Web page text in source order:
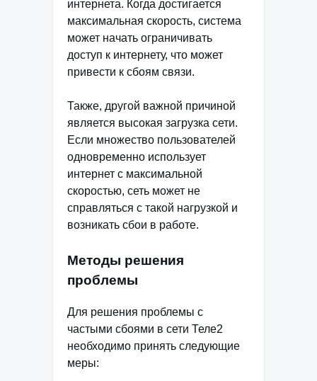
интернета. Когда достигается
максимальная скорость, система
может начать ограничивать
доступ к интернету, что может
привести к сбоям связи.
Также, другой важной причиной
является высокая загрузка сети.
Если множество пользователей
одновременно использует
интернет с максимальной
скоростью, сеть может не
справляться с такой нагрузкой и
возникать сбои в работе.
Методы решения
проблемы
Для решения проблемы с
частыми сбоями в сети Теле2
необходимо принять следующие
меры: